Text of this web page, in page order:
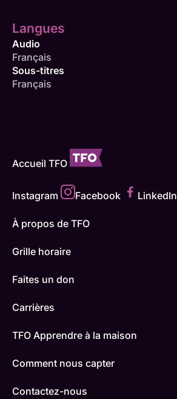
Langues
Audio
Français
Sous-titres
Français
Accueil TFO
Instagram Facebook LinkedIn
À propos de TFO
Grille horaire
Faites un don
Carrières
TFO Apprendre à la maison
Comment nous capter
Contactez-nous